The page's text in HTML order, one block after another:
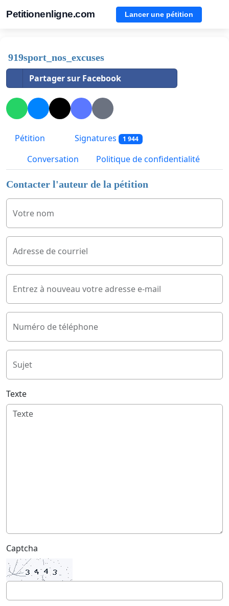
Petitionenligne.com Lancer une pétition
919sport_nos_excuses
Partager sur Facebook
Pétition Signatures 1 944
Conversation Politique de confidentialité
Contacter l'auteur de la pétition
Votre nom
Adresse de courriel
Entrez à nouveau votre adresse e-mail
Numéro de téléphone
Sujet
Texte
Captcha